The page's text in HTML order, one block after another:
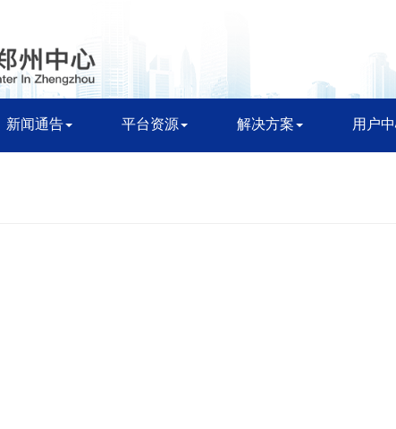
新闻通告 平台资源 解决方案 用户